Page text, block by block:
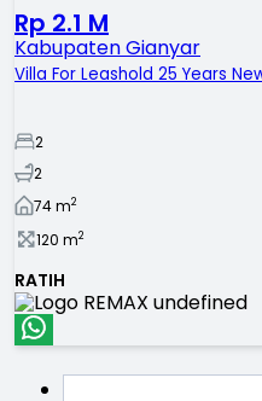
Rp 2.1 M
Kabupaten Gianyar
Villa For Leashold 25 Years
2
2
74m2
120 m2
RATIH